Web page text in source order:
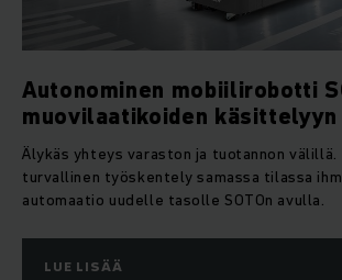
Autonominen mobiilirobotti
muovilaatikoiden käsittelyyn
Älykäs yhteys varaston ja tuotannon välillä.
turvallinen työskentely samassa tilassa
automaatio uudelle tasolle SOTOn avulla.
LUE LISÄÄ